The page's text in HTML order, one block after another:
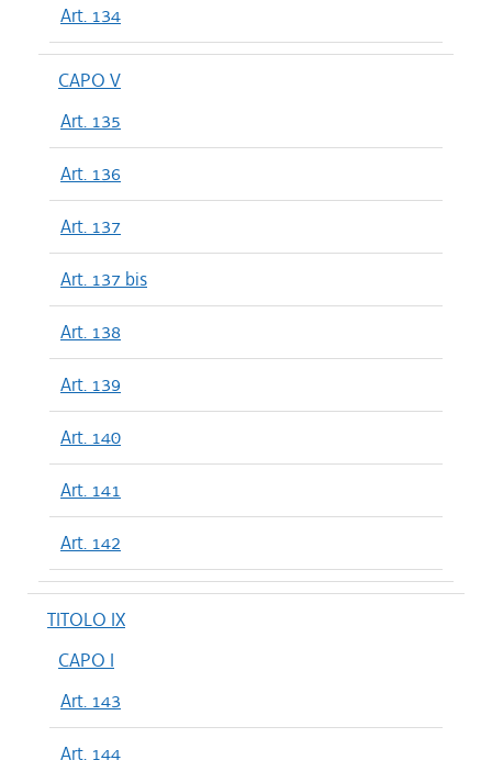
Art. 134
CAPO V
Art. 135
Art. 136
Art. 137
Art. 137 bis
Art. 138
Art. 139
Art. 140
Art. 141
Art. 142
TITOLO IX
CAPO I
Art. 143
Art. 144